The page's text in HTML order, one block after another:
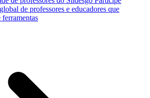
de professores e educadores que